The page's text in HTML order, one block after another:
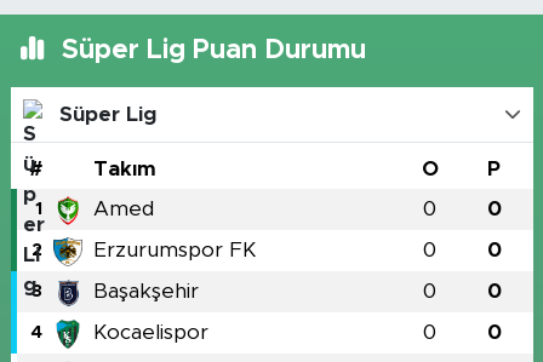
Süper Lig Puan Durumu
Süper Lig
# Takım O P
1 Amed 0 0
2 Erzurumspor FK 0 0
3 Başakşehir 0 0
4 Kocaelispor 0 0